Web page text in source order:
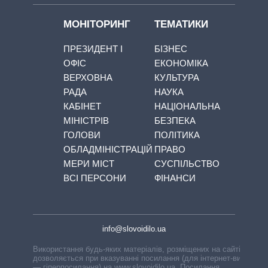
МОНІТОРИНГ
ПРЕЗИДЕНТ І
ОФІС
ВЕРХОВНА
РАДА
КАБІНЕТ
МІНІСТРІВ
ГОЛОВИ
ОБЛАДМІНІСТРАЦІЙ
МЕРИ МІСТ
ВСІ ПЕРСОНИ
ТЕМАТИКИ
БІЗНЕС
ЕКОНОМІКА
КУЛЬТУРА
НАУКА
НАЦІОНАЛЬНА
БЕЗПЕКА
ПОЛІТИКА
ПРАВО
СУСПІЛЬСТВО
ФІНАНСИ
info@slovoidilo.ua
Використання будь-яких матеріалів, розміщених на сайті,
дозволяється при вказуванні посилання (для інтернет-видань